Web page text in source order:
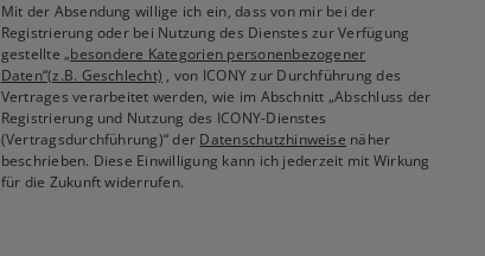
Mit der Absendung willige ich ein, dass von mir bei der
Registrierung oder bei Nutzung des Dienstes zur Verfügung
gestellte„besondere Kategorien personenbezogener
Daten“(z.B. Geschlecht) , von ICONY zur Durchführung des
Vertrages verarbeitet werden, wie im Abschnitt „Abschluss der
Registrierung und Nutzung des ICONY-Dienstes
(Vertragsdurchführung)“ der Datenschutzhinweise näher
beschrieben. Diese Einwilligung kann ich jederzeit mit Wirkung
für die Zukunft widerrufen.